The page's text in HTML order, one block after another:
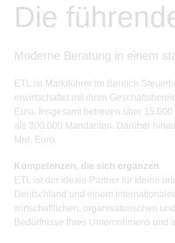
Die
Moderne Beratung in einem
ETL ist Marktführer im Bereich
erwirtschaftet mit ihren
Euro. Insgesamt betreuen über
als 300.000 Mandanten. Darüber
Mrd. Euro.
Kompetenzen, die sich ergänzen
ETL ist der ideale Partner für kleine
Deutschland und einem
wirtschaftlichen, organisatorischen
Bedürfnisse Ihres Unternehmens